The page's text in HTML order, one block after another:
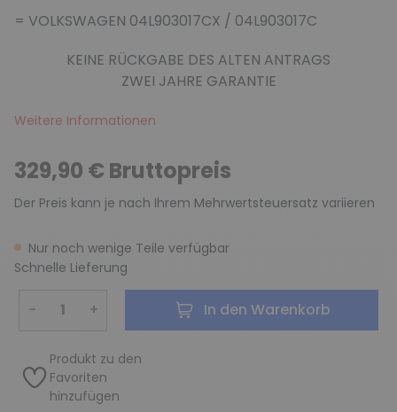
= VOLKSWAGEN 04L903017CX / 04L903017C
KEINE RÜCKGABE DES ALTEN ANTRAGS
ZWEI JAHRE GARANTIE
Weitere Informationen
329,90 € Bruttopreis
Der Preis kann je nach Ihrem Mehrwertsteuersatz variieren
Nur noch wenige Teile verfügbar
Schnelle Lieferung
− + In den Warenkorb
Produkt zu den
Favoriten
hinzufügen